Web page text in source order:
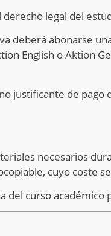
legal del
deberá abonarse
English o Aktion
justificante de
necesarios
cuyo coste
del curso académico